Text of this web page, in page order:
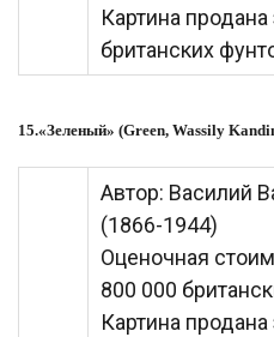
Картина
британских
15.«Зеленый» (Green, Wassily
Автор: Василий
(1866-1944)
Оценочная
800 000
Картина продана